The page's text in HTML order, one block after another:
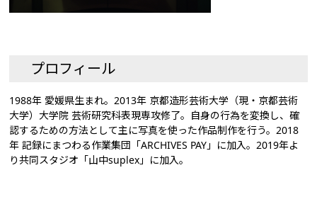
プロフィール
1988年 愛媛県生まれ。2013年 京都造形芸術大学（現・京都芸術
大学）大学院 芸術研究科表現専攻修了。自身の行為を変換し、確
認するための方法として主に写真を使った作品制作を行う。2018
年 記録にまつわる作業集団「ARCHIVES PAY」に加入。2019年よ
り共同スタジオ「山中suplex」に加入。